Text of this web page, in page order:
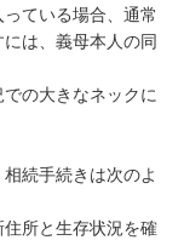
ている場合、通常
は、義母本人の同
の大きなネックに
続手続きは次のよ
所と生存状況を確